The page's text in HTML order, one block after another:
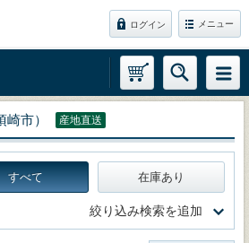
ログイン メニュー
崎市） 産地直送
すべて 在庫あり
絞り込み検索を追加